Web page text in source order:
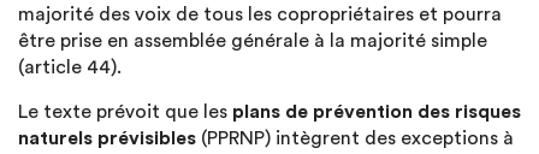
majorité des voix de tous les copropriétaires et pourra
être prise en assemblée générale à la majorité simple
(article 44).
Le texte prévoit que les plans de prévention des risques
naturels prévisibles (PPRNP) intègrent des exceptions à